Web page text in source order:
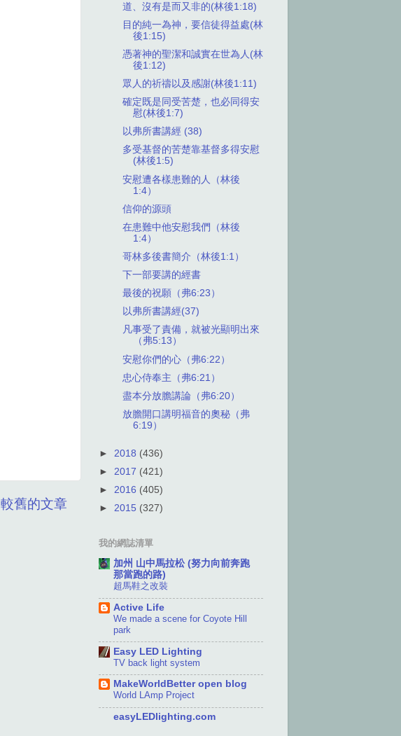
較舊的文章
道、沒有是而又非的(林後1:18)
目的純一為神，要信徒得益處(林
後1:15)
憑著神的聖潔和誠實在世為人(林
後1:12)
眾人的祈禱以及感謝(林後1:11)
確定既是同受苦楚，也必同得安
慰(林後1:7)
以弗所書講經 (38)
多受基督的苦楚靠基督多得安慰
(林後1:5)
安慰遭各樣患難的人（林後
1:4）
信仰的源頭
在患難中他安慰我們（林後
1:4）
哥林多後書簡介（林後1:1）
下一部要講的經書
最後的祝願（弗6:23）
以弗所書講經(37)
凡事受了責備，就被光顯明出來
（弗5:13）
安慰你們的心（弗6:22）
忠心侍奉主（弗6:21）
盡本分放膽講論（弗6:20）
放膽開口講明福音的奧秘（弗
6:19）
► 2018 (436)
► 2017 (421)
► 2016 (405)
► 2015 (327)
我的網誌清單
加州 山中馬拉松 (努力向前奔跑
那當跑的路)
超馬鞋之改裝
Active Life
We made a scene for Coyote Hill
park
Easy LED Lighting
TV back light system
MakeWorldBetter open blog
World LAmp Project
easyLEDlighting.com